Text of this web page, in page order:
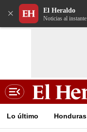
× El Heraldo
Noticias al
Lo último Honduras